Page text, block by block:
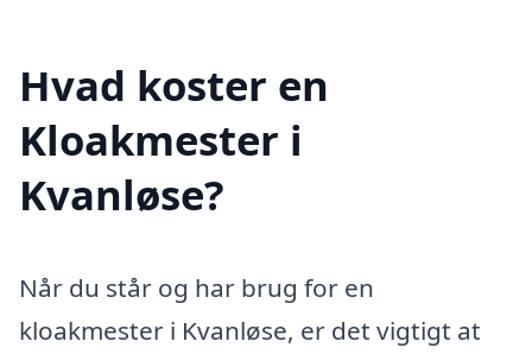
Hvad koster en
Kloakmester i
Kvanløse?
Når du står og har brug for en
kloakmester i Kvanløse, er det vigtigt at